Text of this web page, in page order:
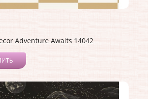
Adventure Awaits 14042
Awaits
.